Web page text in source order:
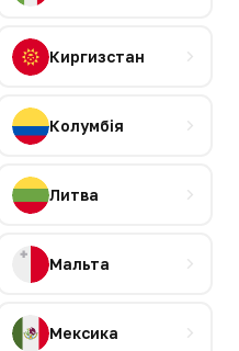
Киргизстан
Колумбія
Литва
Мальта
Мексика